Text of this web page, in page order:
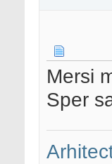
Mersi
Sper